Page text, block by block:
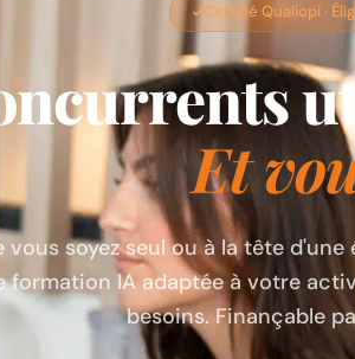
Certifié Qualiopi ·
Et
vous soyez seul ou à la tête
formation IA adaptée à votre
besoins. Finançable